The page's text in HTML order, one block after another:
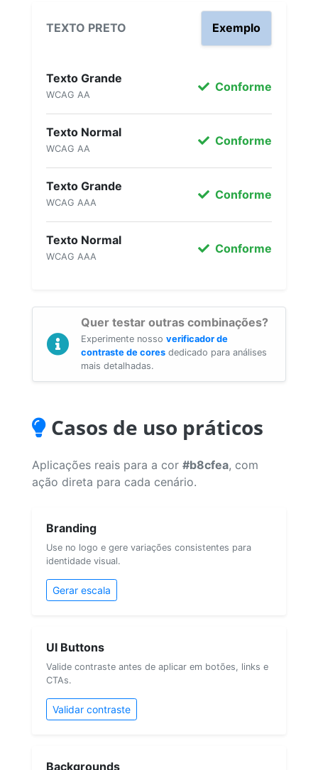
TEXTO PRETO Exemplo
Texto Grande
WCAG AA
Conforme
Texto Normal
WCAG AA
Conforme
Texto Grande
WCAG AAA
Conforme
Texto Normal
WCAG AAA
Conforme
Quer testar outras combinações?
Experimente nosso verificador de
contraste de cores dedicado para análises
mais detalhadas.
Casos de uso práticos
Aplicações reais para a cor #b8cfea, com
ação direta para cada cenário.
Branding
Use no logo e gere variações consistentes para
identidade visual.
Gerar escala
UI Buttons
Valide contraste antes de aplicar em botões, links e
CTAs.
Validar contraste
Backgrounds